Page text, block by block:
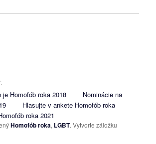
je Homofób roka 2018
Nominácie na
Hlasujte v ankete Homofób roka
roka 2021
Homofób roka, LGBT. Vytvorte záložku